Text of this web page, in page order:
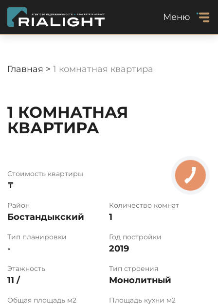
Меню
Главная > 1 комнатная квартира
1 КОМНАТНАЯ
КВАРТИРА
Стоимость квартиры
₸
Район
Бостандыкский
Количество комнат
1
Тип планировки
-
Год постройки
2019
Этажность
11 /
Тип строения
Монолитный
Общая площадь м2 Площадь кухни м2